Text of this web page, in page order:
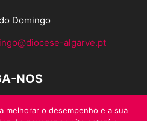
Domingo
algarve.pt
NOS
melhorar o desempenho e a sua